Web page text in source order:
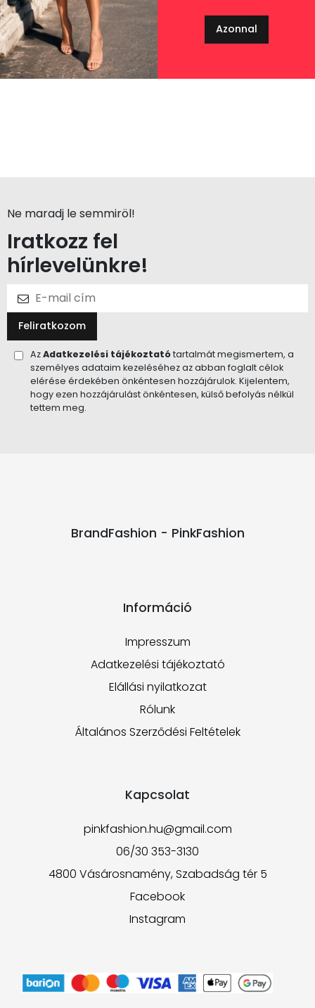
Azonnal
Ne maradj le semmiröl!
Iratkozz fel
hírlevelünkre!
Feliratkozom
AzAdatkezelési tájékoztatótartalmát megismertem, a
személyes adataim kezeléséhez az abban foglalt célok
elérése érdekében önkéntesen hozzájárulok. Kijelentem,
hogy ezen hozzájárulást önkéntesen, külső befolyás nélkül
tettem meg.
BrandFashion - PinkFashion
Információ
Impresszum
Adatkezelési tájékoztató
Elállási nyilatkozat
Rólunk
Általános Szerződési Feltételek
Kapcsolat
pinkfashion.hu@gmail.com
06/30 353-3130
4800 Vásárosnamény, Szabadság tér 5
Facebook
Instagram